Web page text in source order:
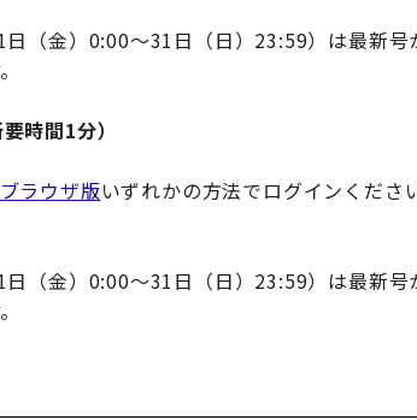
（金）0:00〜31日（日）23:59）は最新号
時間1分）
ラウザ版いずれかの方法でログインくださ
（金）0:00〜31日（日）23:59）は最新号